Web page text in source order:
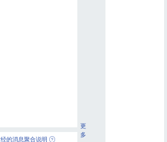
的消息聚合说明
更
多